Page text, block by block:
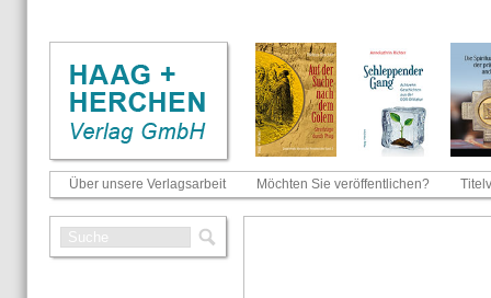
Über unsere Verlagsarbeit Möchten Sie veröffentlichen?